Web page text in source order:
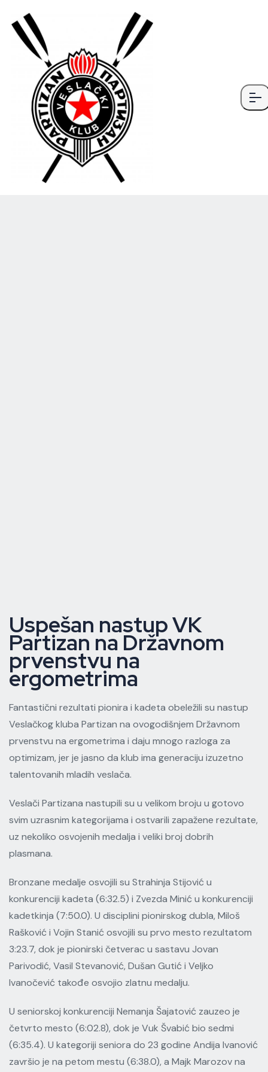
Uspešan nastup VK
Partizan na Državnom
prvenstvu na
ergometrima
Fantastični rezultati pionira i kadeta obeležili su nastup
Veslačkog kluba Partizan na ovogodišnjem Državnom
prvenstvu na ergometrima i daju mnogo razloga za
optimizam, jer je jasno da klub ima generaciju izuzetno
talentovanih mladih veslača.
Veslači Partizana nastupili su u velikom broju u gotovo
svim uzrasnim kategorijama i ostvarili zapažene rezultate,
uz nekoliko osvojenih medalja i veliki broj dobrih
plasmana.
Bronzane medalje osvojili su Strahinja Stijović u
konkurenciji kadeta (6:32.5) i Zvezda Minić u konkurenciji
kadetkinja (7:50.0). U disciplini pionirskog dubla, Miloš
Rašković i Vojin Stanić osvojili su prvo mesto rezultatom
3:23.7, dok je pionirski četverac u sastavu Jovan
Parivodić, Vasil Stevanović, Dušan Gutić i Veljko
Ivanočević takođe osvojio zlatnu medalju.
U seniorskoj konkurenciji Nemanja Šajatović zauzeo je
četvrto mesto (6:02.8), dok je Vuk Švabić bio sedmi
(6:35.4). U kategoriji seniora do 23 godine Andija Ivanović
završio je na petom mestu (6:38.0), a Majk Marozov na